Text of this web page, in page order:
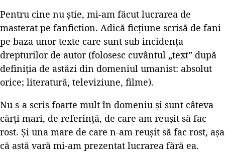
Pentru cine nu știe, mi-am făcut lucrarea de
masterat pe fanfiction. Adică ficțiune scrisă de fani
pe baza unor texte care sunt sub incidența
drepturilor de autor (folosesc cuvântul „text” după
definiția de astăzi din domeniul umanist: absolut
orice; literatură, televiziune, filme).
Nu s-a scris foarte mult în domeniu și sunt câteva
cărți mari, de referință, de care am reușit să fac
rost. Și una mare de care n-am reușit să fac rost, așa
că astă vară mi-am prezentat lucrarea fără ea.